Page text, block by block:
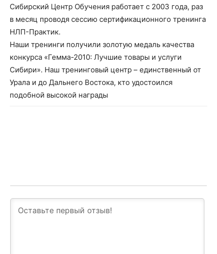
Сибирский Центр Обучения работает с 2003 года, раз
в месяц проводя сессию сертификационного тренинга
НЛП-Практик.
Наши тренинги получили золотую медаль качества
конкурса «Гемма-2010: Лучшие товары и услуги
Сибири». Наш тренинговый центр – единственный от
Урала и до Дальнего Востока, кто удостоился
подобной высокой награды